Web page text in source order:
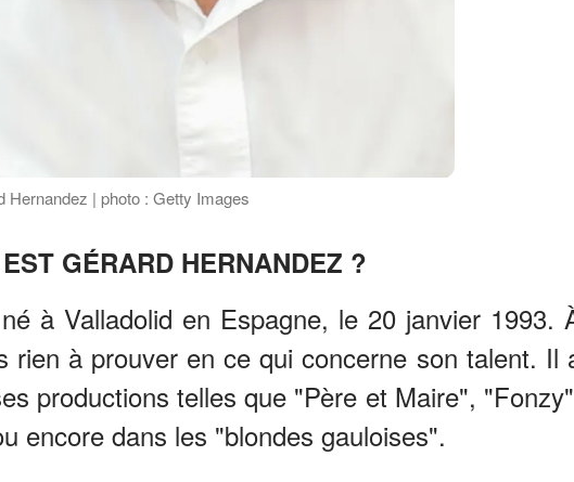
Hernandez | photo : Getty Images
GÉRARD HERNANDEZ ?
à Valladolid en Espagne, le 20 janvier 1993.
rien à prouver en ce qui concerne son talent. Il
productions telles que "Père et Maire",
encore dans les "blondes gauloises".